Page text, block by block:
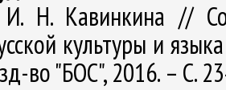
Н. Кавинкина //
культуры и
во "БОС", 2016. – С.